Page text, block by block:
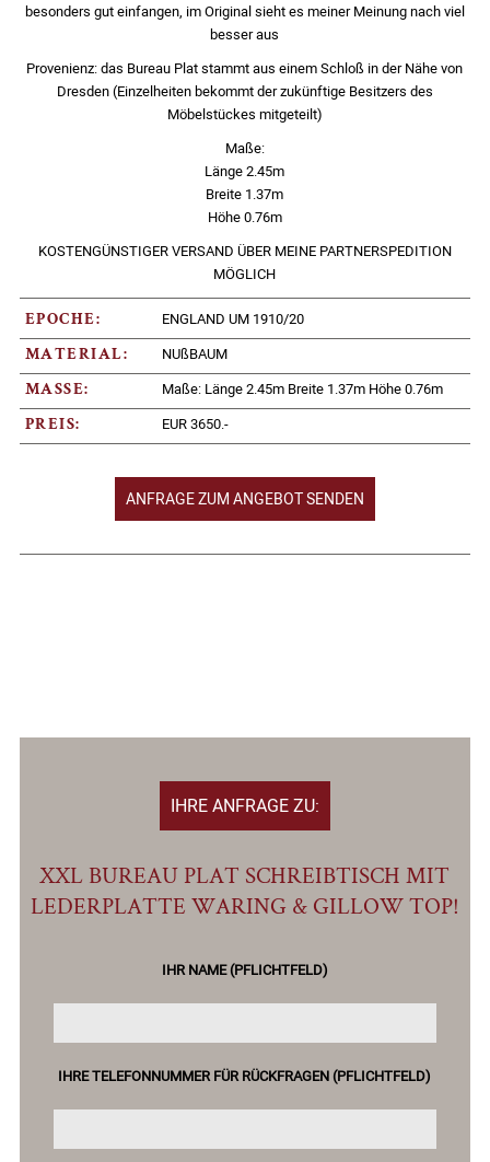
besonders gut einfangen, im Original sieht es meiner Meinung nach viel
besser aus
Provenienz: das Bureau Plat stammt aus einem Schloß in der Nähe von
Dresden (Einzelheiten bekommt der zukünftige Besitzers des
Möbelstückes mitgeteilt)
Maße:
Länge 2.45m
Breite 1.37m
Höhe 0.76m
KOSTENGÜNSTIGER VERSAND ÜBER MEINE PARTNERSPEDITION
MÖGLICH
EPOCHE: ENGLAND UM 1910/20
MATERIAL: NUßBAUM
MASSE: Maße: Länge 2.45m Breite 1.37m Höhe 0.76m
PREIS: EUR 3650.-
ANFRAGE ZUM ANGEBOT SENDEN
IHRE ANFRAGE ZU:
XXL BUREAU PLAT SCHREIBTISCH MIT
LEDERPLATTE WARING & GILLOW TOP!
IHR NAME (PFLICHTFELD)
IHRE TELEFONNUMMER FÜR RÜCKFRAGEN (PFLICHTFELD)